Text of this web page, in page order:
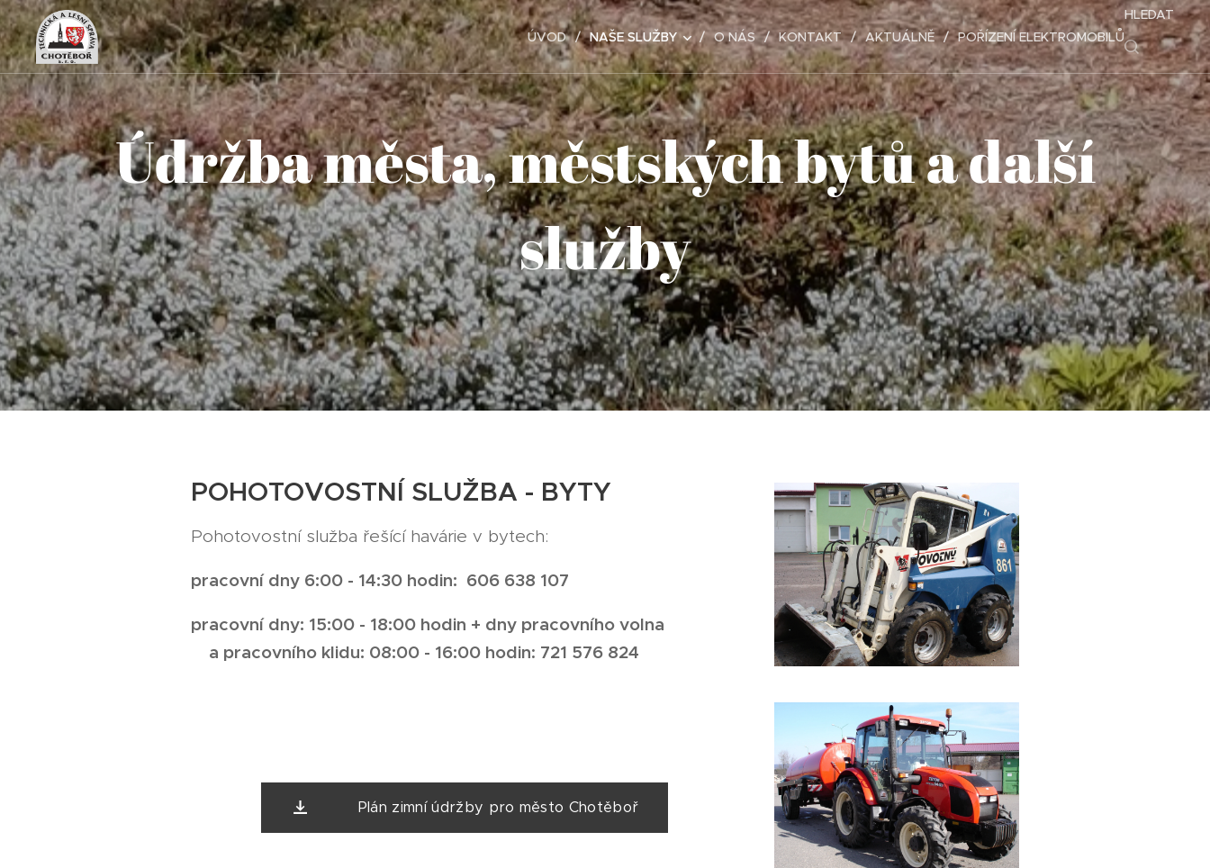
ÚVOD NAŠE SLUŽBY O NÁS KONTAKT AKTUÁLNĚ POŘÍZENÍ ELEKTROMOBILŮ
HLEDAT
Údržba města, městských bytů a další
služby
POHOTOVOSTNÍ SLUŽBA - BYTY
Pohotovostní služba řešící havárie v bytech:
pracovní dny 6:00 - 14:30 hodin: 606 638 107
pracovní dny: 15:00 - 18:00 hodin + dny pracovního volna
a pracovního klidu: 08:00 - 16:00 hodin: 721 576 824
Plán zimní údržby pro město Chotěboř